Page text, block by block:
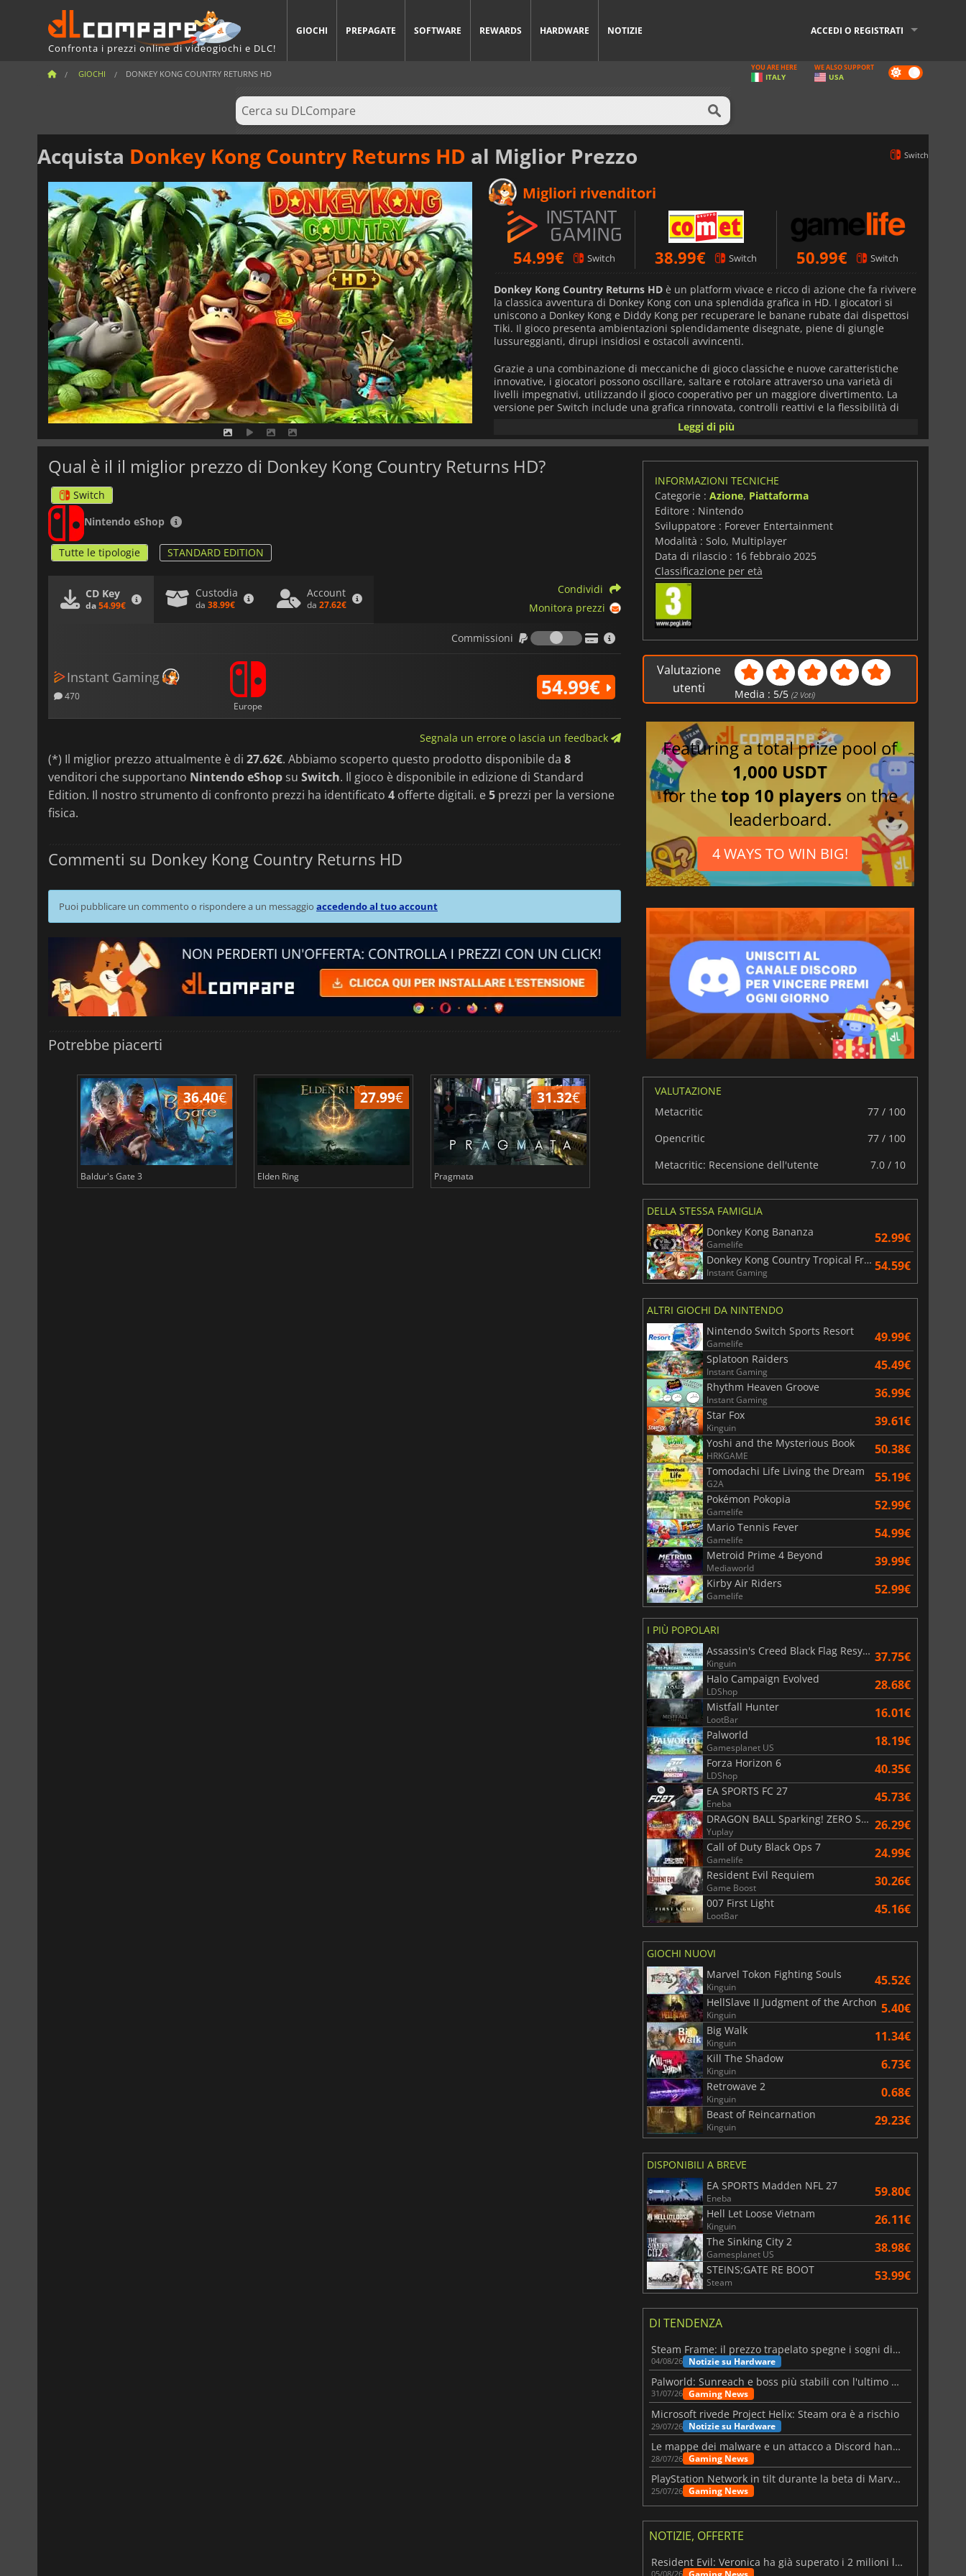
Confronta i prezzi online di videogiochi e DLC!
GIOCHI PREPAGATE SOFTWARE REWARDS HARDWARE NOTIZIE ACCEDI O REGISTRATI
GIOCHI DONKEY KONG COUNTRY RETURNS HD Dark
mode
YOU ARE HERE
ITALY
WE ALSO SUPPORT
USA
Acquista Donkey Kong Country Returns HD al Miglior Prezzo Switch
Migliori rivenditori
54.99€ Switch 38.99€ Switch 50.99€ Switch
Donkey Kong Country Returns HD è un platform vivace e ricco di azione che fa rivivere
la classica avventura di Donkey Kong con una splendida grafica in HD. I giocatori si
uniscono a Donkey Kong e Diddy Kong per recuperare le banane rubate dai dispettosi
Tiki. Il gioco presenta ambientazioni splendidamente disegnate, piene di giungle
lussureggianti, dirupi insidiosi e ostacoli avvincenti.
Grazie a una combinazione di meccaniche di gioco classiche e nuove caratteristiche
innovative, i giocatori possono oscillare, saltare e rotolare attraverso una varietà di
livelli impegnativi, utilizzando il gioco cooperativo per un maggiore divertimento. La
versione per Switch include una grafica rinnovata, controlli reattivi e la flessibilità di
giocare a mano o in modalità docked, rendendola perfetta sia per le sessioni in solitaria
Esplorate le aree nascoste, raccogliete i potenziamenti e sconfiggete gli astuti boss in
questa rivisitazione nostalgica e al tempo stesso rinnovata dell'amato franchise. Che
siate nuovi arrivati o fan di vecchia data,Donkey Kong Country Returns HD
un'esperienza platform esilarante che vi farà divertire per ore.
Leggi di più
Qual è il il miglior prezzo di Donkey Kong Country Returns HD?
Switch
Nintendo eShop
Tutte le tipologie STANDARD EDITION
CD Key
da54.99€
Custodia
da 38.99€
Account
da 27.62€
Condividi
Monitora prezzi
Commissioni
Commissioni
Instant Gaming
470
Europe
54.99€
Segnala un errore o lascia un feedback
(*) Il miglior prezzo attualmente è di 27.62€. Abbiamo scoperto questo prodotto disponibile da 8
venditori che supportano Nintendo eShop su Switch. Il gioco è disponibile in edizione di Standard
Edition. Il nostro strumento di confronto prezzi ha identificato 4 offerte digitali. e5 prezzi per la versione
fisica.
Commenti su Donkey Kong Country Returns HD
Puoi pubblicare un commento o rispondere a un messaggio accedendo al tuo account
Potrebbe piacerti
36.40€
Baldur's Gate 3
27.99€
Elden Ring
31.32€
Pragmata
INFORMAZIONI TECNICHE
Categorie : Azione, Piattaforma
Editore : Nintendo
Sviluppatore : Forever Entertainment
Modalità : Solo, Multiplayer
Data di rilascio : 16 febbraio 2025
Classificazione per età
Valutazione
utenti
Media : 5/5 (2 Voti)
Featuring a total prize pool of
1,000 USDT
for thetop 10 players on the
leaderboard.
4 WAYS TO WIN BIG!
VALUTAZIONE
Metacritic
77 / 100
Opencritic
77 / 100
Metacritic: Recensione dell'utente
7.0 / 10
DELLA STESSA FAMIGLIA
Donkey Kong Bananza
Gamelife 52.99€
Donkey Kong Country Tropical Freeze
Instant Gaming 54.59€
ALTRI GIOCHI DA NINTENDO
Nintendo Switch Sports Resort
Gamelife 49.99€
Splatoon Raiders
Instant Gaming 45.49€
Rhythm Heaven Groove
Instant Gaming 36.99€
Star Fox
Kinguin 39.61€
Yoshi and the Mysterious Book
HRKGAME 50.38€
Tomodachi Life Living the Dream
G2A 55.19€
Pokémon Pokopia
Gamelife 52.99€
Mario Tennis Fever
Gamelife 54.99€
Metroid Prime 4 Beyond
Mediaworld 39.99€
Kirby Air Riders
Gamelife 52.99€
I PIÙ POPOLARI
Assassin's Creed Black Flag Resynced
Kinguin 37.75€
Halo Campaign Evolved
LDShop 28.68€
Mistfall Hunter
LootBar 16.01€
Palworld
Gamesplanet US 18.19€
Forza Horizon 6
LDShop 40.35€
EA SPORTS FC 27
Eneba 45.73€
DRAGON BALL Sparking! ZERO Super Limit Breaking NEO
Yuplay 26.29€
Call of Duty Black Ops 7
Gamelife 24.99€
Resident Evil Requiem
Game Boost 30.26€
007 First Light
LootBar 45.16€
GIOCHI NUOVI
Marvel Tokon Fighting Souls
Kinguin 45.52€
HellSlave II Judgment of the Archon
Kinguin 5.40€
Big Walk
Kinguin 11.34€
Kill The Shadow
Kinguin 6.73€
Retrowave 2
Kinguin 0.68€
Beast of Reincarnation
Kinguin 29.23€
DISPONIBILI A BREVE
EA SPORTS Madden NFL 27
Eneba 59.80€
Hell Let Loose Vietnam
Kinguin 26.11€
The Sinking City 2
Gamesplanet US 38.98€
STEINS;GATE RE BOOT
Steam 53.99€
DI TENDENZA
Steam Frame: il prezzo trapelato spegne i sogni di un VR economico
04/08/26 Notizie su Hardware
Palworld: Sunreach e boss più stabili con l'ultimo update
31/07/26 Gaming News
Microsoft rivede Project Helix: Steam ora è a rischio
29/07/26 Notizie su Hardware
Le mappe dei malware e un attacco a Discord hanno colpito Meccha Chameleon
28/07/26 Gaming News
PlayStation Network in tilt durante la beta di Marvel Tōkon
25/07/26 Gaming News
NOTIZIE, OFFERTE
Resident Evil: Veronica ha già superato i 2 milioni liste dei desideri
05/08/26